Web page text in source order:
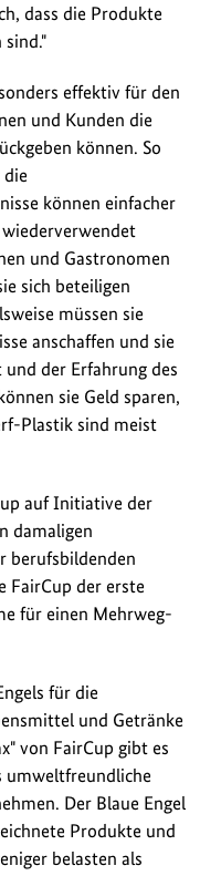
dass die Produkte
effektiv für den
und Kunden die
können. So
können einfacher
und Gastronomen
sich beteiligen
müssen sie
anschaffen und sie
der Erfahrung des
sie Geld sparen,
Plastik sind meist
auf Initiative der
damaligen
berufsbildenden
FairCup der erste
für einen Mehrweg-
für die
und Getränke
von FairCup gibt es
umweltfreundliche
Der Blaue Engel
Produkte und
belasten als